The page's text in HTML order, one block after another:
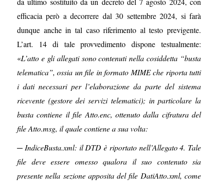
efficacia però a decorrere dal 30 settembre 2024, si farà
dunque anche in tal caso riferimento al testo previgente.
L’art. 14 di tale provvedimento dispone testualmente:
«L’atto e gli allegati sono contenuti nella cosiddetta “busta
telematica”, ossia un file in formato MIME che riporta tutti
i dati necessari per l’elaborazione da parte del sistema
ricevente (gestore dei servizi telematici); in particolare la
busta contiene il file Atto.enc, ottenuto dalla cifratura del
file Atto.msg, il quale contiene a sua volta:
─ IndiceBusta.xml: il DTD è riportato nell’Allegato 4. Tale
file deve essere omesso qualora il suo contenuto sia
presente nella sezione apposita del file DatiAtto.xml, come